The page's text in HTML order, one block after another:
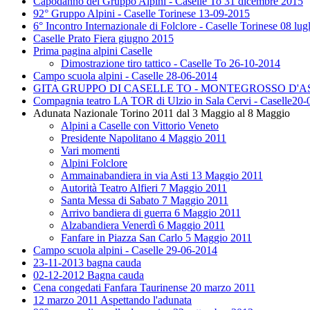
92° Gruppo Alpini - Caselle Torinese 13-09-2015
6° Incontro Internazionale di Folclore - Caselle Torinese 08
Caselle Prato Fiera giugno 2015
Prima pagina alpini Caselle
Dimostrazione tiro tattico - Caselle To 26-10-2014
Campo scuola alpini - Caselle 28-06-2014
GITA GRUPPO DI CASELLE TO - MONTEGROSSO
Compagnia teatro LA TOR di Ulzio in Sala Cervi - Caselle20-
Adunata Nazionale Torino 2011 dal 3 Maggio al 8 Maggio
Alpini a Caselle con Vittorio Veneto
Presidente Napolitano 4 Maggio 2011
Vari momenti
Alpini Folclore
Ammainabandiera in via Asti 13 Maggio 2011
Autorità Teatro Alfieri 7 Maggio 2011
Santa Messa di Sabato 7 Maggio 2011
Arrivo bandiera di guerra 6 Maggio 2011
Alzabandiera Venerdì 6 Maggio 2011
Fanfare in Piazza San Carlo 5 Maggio 2011
Campo scuola alpini - Caselle 29-06-2014
23-11-2013 bagna cauda
02-12-2012 Bagna cauda
Cena congedati Fanfara Taurinense 20 marzo 2011
12 marzo 2011 Aspettando l'adunata